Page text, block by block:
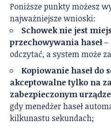
Poniższe punkty możesz
najważniejsze wnioski:
Schowek nie jest
przechowywania haseł–
odczytać, a system może
Kopiowanie haseł do
akceptowalne tylko na
zabezpieczonym
gdy menedżer haseł
kilkunastu sekundach;